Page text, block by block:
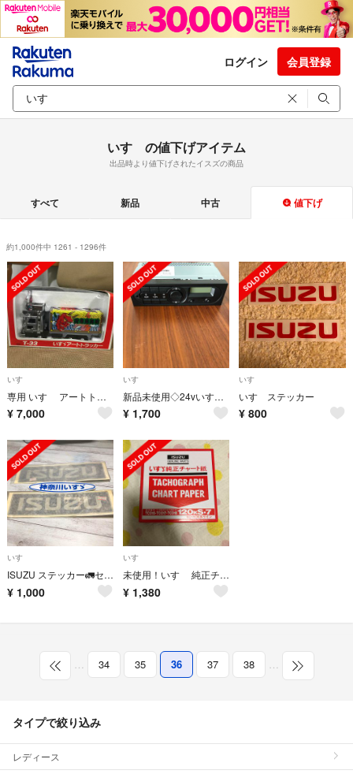
ログイン 会員登録
いすゞの値下げアイテム
出品時より値下げされたイスズの商品
すべて 新品 中古 値下げ
約1,000件中 1261 - 1296件
いすゞ
専用 いすゞ アートトラッカー ダイヤペット トラック ヨネザワ
¥ 7,000
いすゞ
新品未使用◇24vいすゞ純正AM/FMラジオ
¥ 1,700
いすゞ
いすゞステッカー
¥ 800
いすゞ
ISUZU ステッカー🚛セット
¥ 1,000
いすゞ
未使用！いすゞ 純正チャート紙 6個セット
¥ 1,380
… 34 35 36 37 38 …
タイプで絞り込み
レディース